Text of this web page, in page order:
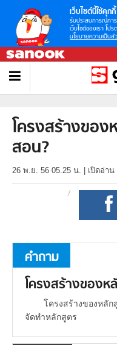
เว็บไซต์นี้ใช้คุกกี้
รับประสบการณ์กา
เว็บไซต์ของเรา โป
นโยบายความเป็นส่
โครงสร้างของ
สอน?
26 พ.ย. 56 05.25 น. เปิดอ่าน
คำถาม
โครงสร้างของห
โครงสร้างของหลัก
จัดทำหลักสูตร